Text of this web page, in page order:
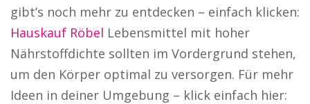
gibt’s noch mehr zu entdecken – einfach klicken:
Hauskauf Röbel Lebensmittel mit hoher
Nährstoffdichte sollten im Vordergrund stehen,
um den Körper optimal zu versorgen. Für mehr
Ideen in deiner Umgebung – klick einfach hier: